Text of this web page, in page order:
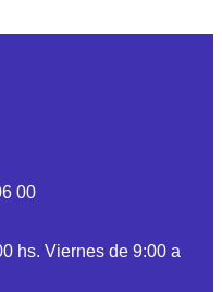
00
hs. Viernes de 9:00 a